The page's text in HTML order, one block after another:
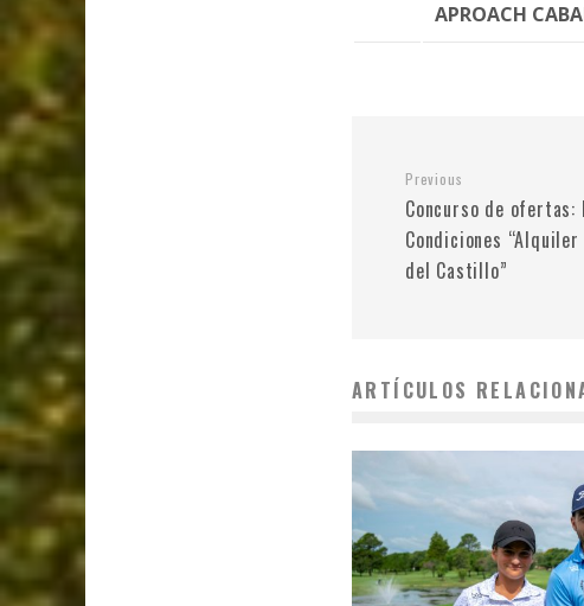
APROACH
Previous
Concurso de ofertas:
Condiciones
del Castillo”
ARTÍCULOS